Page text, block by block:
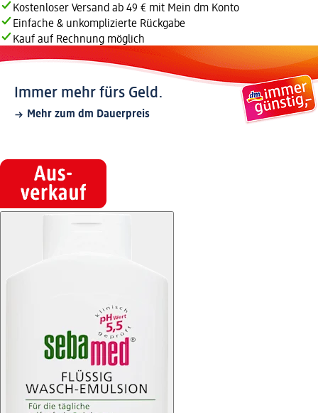
Kostenloser Versand ab 49 € mit Mein dm Konto
Einfache & unkomplizierte Rückgabe
Kauf auf Rechnung möglich
Immer mehr fürs Geld.
Mehr zum dm Dauerpreis